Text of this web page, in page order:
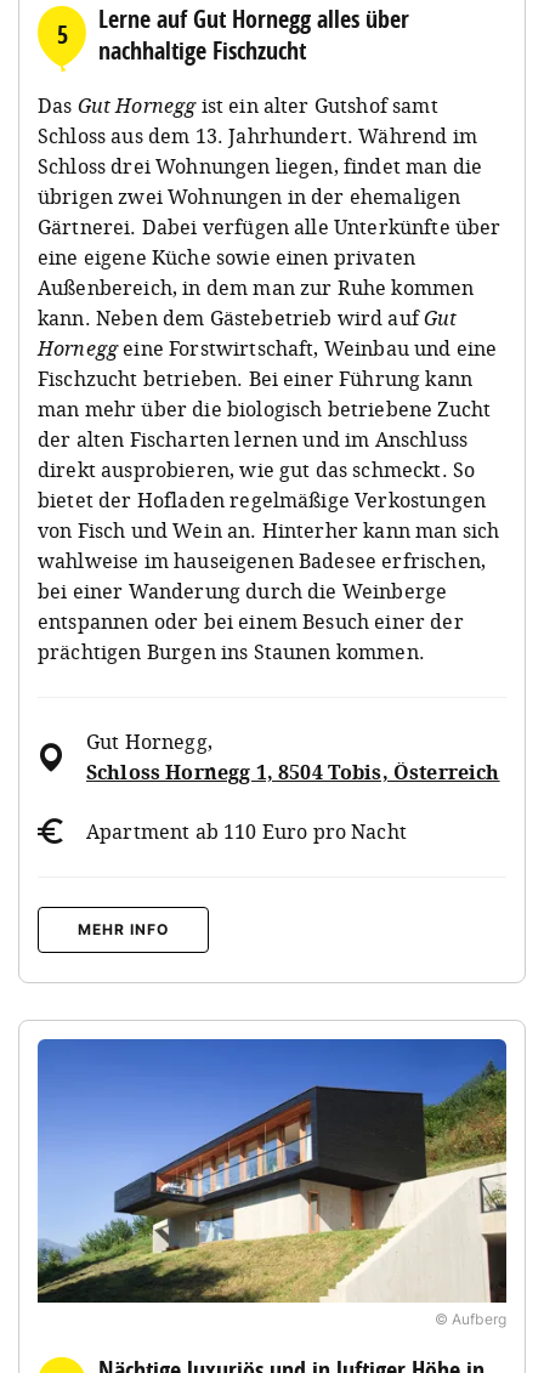
5
Lerne auf Gut Hornegg alles über
nachhaltige Fischzucht
Das Gut Horneggist ein alter Gutshof samt
Schloss aus dem 13. Jahrhundert. Während im
Schloss drei Wohnungen liegen, findet man die
übrigen zwei Wohnungen in der ehemaligen
Gärtnerei. Dabei verfügen alle Unterkünfte über
eine eigene Küche sowie einen privaten
Außenbereich, in dem man zur Ruhe kommen
kann. Neben dem Gästebetrieb wird aufGut
Horneggeine Forstwirtschaft, Weinbau und eine
Fischzucht betrieben. Bei einer Führung kann
man mehr über die biologisch betriebene Zucht
der alten Fischarten lernen und im Anschluss
direkt ausprobieren, wie gut das schmeckt. So
bietet der Hofladen regelmäßige Verkostungen
von Fisch und Wein an. Hinterher kann man sich
wahlweise im hauseigenen Badesee erfrischen,
bei einer Wanderung durch die Weinberge
entspannen oder bei einem Besuch einer der
prächtigen Burgen ins Staunen kommen.
Gut Hornegg,
Schloss Hornegg 1, 8504 Tobis, Österreich
Apartment ab 110 Euro pro Nacht
MEHR INFO
© Aufberg